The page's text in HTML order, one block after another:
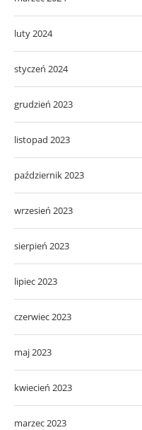
luty 2024
styczeń 2024
grudzień 2023
listopad 2023
październik 2023
wrzesień 2023
sierpień 2023
lipiec 2023
czerwiec 2023
maj 2023
kwiecień 2023
marzec 2023